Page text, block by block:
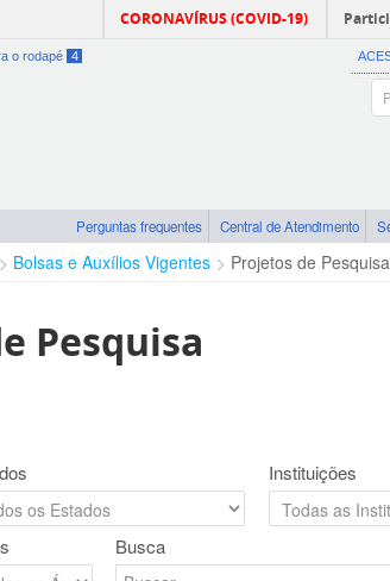
CORONAVÍRUS (COVID-19)
o rodapé 4
Perguntas frequentes Central de Atendimento
Bolsas e Auxílios Vigentes Projetos de Pesquisa
Pesquisa
Instituições
Busca